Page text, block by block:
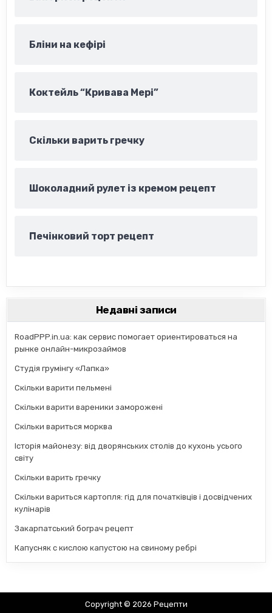
Бліни на кефірі
Коктейль “Кривава Мері”
Скільки варить гречку
Шоколадний рулет із кремом рецепт
Печінковий торт рецепт
Недавні записи
RoadPPP.in.ua: как сервис помогает ориентироваться на
рынке онлайн-микрозаймов
Студія грумінгу «Лапка»
Скільки варити пельмені
Скільки варити вареники заморожені
Скільки вариться морква
Історія майонезу: від дворянських столів до кухонь усього
світу
Скільки варить гречку
Скільки вариться картопля: гід для початківців і досвідчених
кулінарів
Закарпатський бограч рецепт
Капусняк с кислою капустою на свиному ребрі
Copyright © 2026 Рецепти